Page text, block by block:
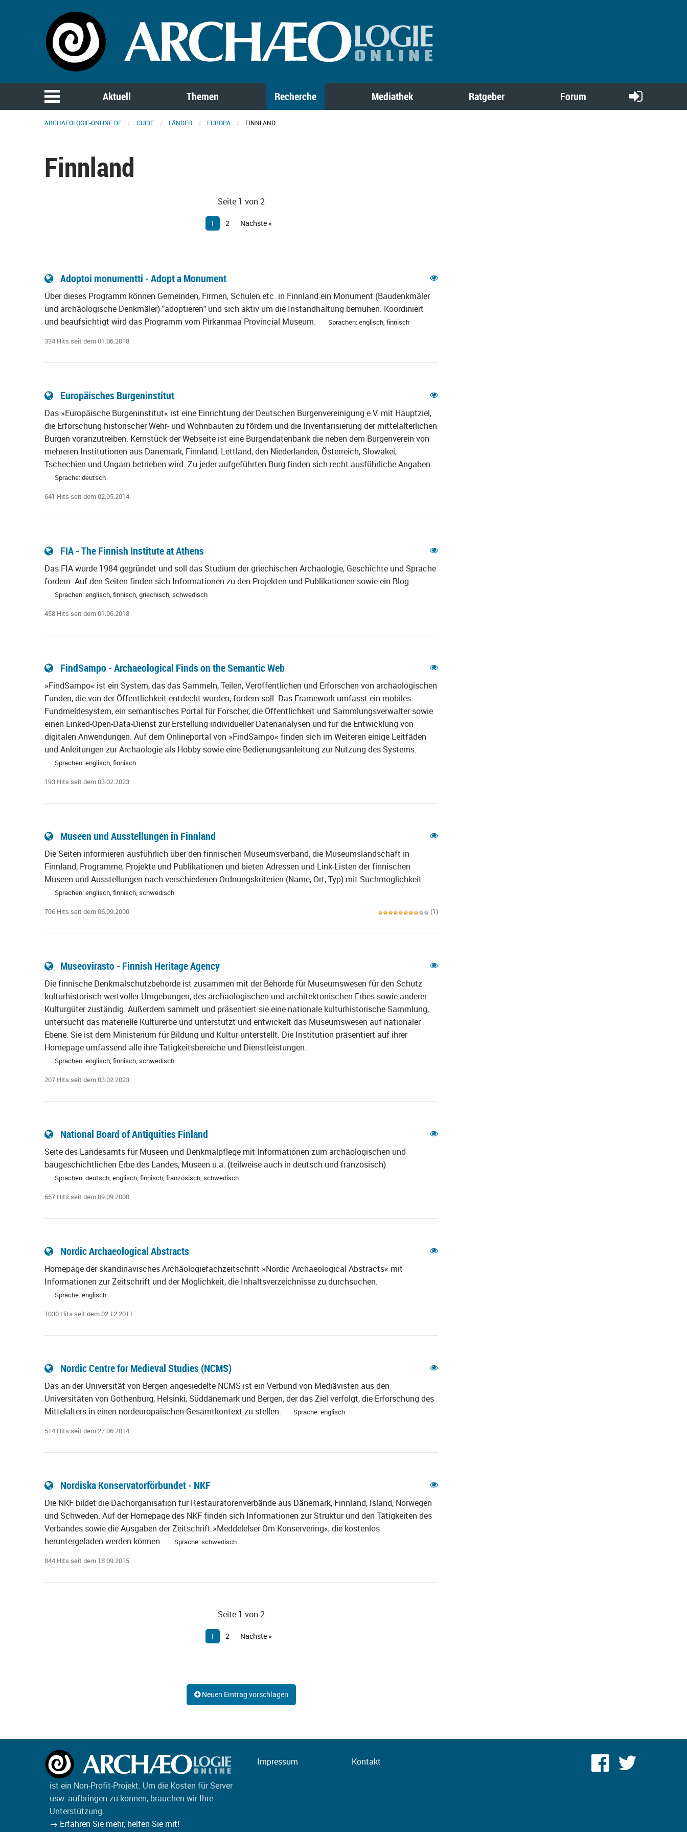
Aktuell Themen Recherche Mediathek Ratgeber Forum
ARCHAEOLOGIE-ONLINE.DE GUIDE LÄNDER EUROPA FINNLAND
Finnland
Seite 1 von 2
1 2 Nächste »
Adoptoi monumentti - Adopt a Monument
Über dieses Programm können Gemeinden, Firmen, Schulen etc. in Finnland ein Monument (Baudenkmäler
und archäologische Denkmäler) "adoptieren" und sich aktiv um die Instandhaltung bemühen. Koordiniert
und beaufsichtigt wird das Programm vom Pirkanmaa Provincial Museum.
Sprachen: englisch, finnisch
334 Hits seit dem 01.06.2018
Europäisches Burgeninstitut
Das »Europäische Burgeninstitut« ist eine Einrichtung der Deutschen Burgenvereinigung e.V. mit Hauptziel,
die Erforschung historischer Wehr- und Wohnbauten zu fördern und die Inventarisierung der mittelalterlichen
Burgen voranzutreiben. Kernstück der Webseite ist eine Burgendatenbank die neben dem Burgenverein von
mehreren Institutionen aus Dänemark, Finnland, Lettland, den Niederlanden, Österreich, Slowakei,
Tschechien und Ungarn betrieben wird. Zu jeder aufgeführten Burg finden sich recht ausführliche Angaben.
Sprache: deutsch
641 Hits seit dem 02.05.2014
FIA - The Finnish Institute at Athens
Das FIA wurde 1984 gegründet und soll das Studium der griechischen Archäologie, Geschichte und Sprache
fördern. Auf den Seiten finden sich Informationen zu den Projekten und Publikationen sowie ein Blog.
Sprachen: englisch, finnisch, griechisch, schwedisch
458 Hits seit dem 01.06.2018
FindSampo - Archaeological Finds on the Semantic Web
»FindSampo« ist ein System, das das Sammeln, Teilen, Veröffentlichen und Erforschen von archäologischen
Funden, die von der Öffentlichkeit entdeckt wurden, fördern soll. Das Framework umfasst ein mobiles
Fundmeldesystem, ein semantisches Portal für Forscher, die Öffentlichkeit und Sammlungsverwalter sowie
einen Linked-Open-Data-Dienst zur Erstellung individueller Datenanalysen und für die Entwicklung von
digitalen Anwendungen. Auf dem Onlineportal von »FindSampo« finden sich im Weiteren einige Leitfäden
und Anleitungen zur Archäologie als Hobby sowie eine Bedienungsanleitung zur Nutzung des Systems.
Sprachen: englisch, finnisch
193 Hits seit dem 03.02.2023
Museen und Ausstellungen in Finnland
Die Seiten informieren ausführlich über den finnischen Museumsverband, die Museumslandschaft in
Finnland, Programme, Projekte und Publikationen und bieten Adressen und Link-Listen der finnischen
Museen und Ausstellungen nach verschiedenen Ordnungskriterien (Name, Ort, Typ) mit Suchmöglichkeit.
Sprachen: englisch, finnisch, schwedisch
706 Hits seit dem 06.09.2000 (1)
Museovirasto - Finnish Heritage Agency
Die finnische Denkmalschutzbehörde ist zusammen mit der Behörde für Museumswesen für den Schutz
kulturhistorisch wertvoller Umgebungen, des archäologischen und architektonischen Erbes sowie anderer
Kulturgüter zuständig. Außerdem sammelt und präsentiert sie eine nationale kulturhistorische Sammlung,
untersucht das materielle Kulturerbe und unterstützt und entwickelt das Museumswesen auf nationaler
Ebene. Sie ist dem Ministerium für Bildung und Kultur unterstellt. Die Institution präsentiert auf ihrer
Homepage umfassend alle ihre Tätigkeitsbereiche und Dienstleistungen.
Sprachen: englisch, finnisch, schwedisch
207 Hits seit dem 03.02.2023
National Board of Antiquities Finland
Seite des Landesamts für Museen und Denkmalpflege mit Informationen zum archäologischen und
baugeschichtlichen Erbe des Landes, Museen u.a. (teilweise auch in deutsch und französisch)
Sprachen: deutsch, englisch, finnisch, französisch, schwedisch
667 Hits seit dem 09.09.2000
Nordic Archaeological Abstracts
Homepage der skandinavisches Archäologiefachzeitschrift »Nordic Archaeological Abstracts« mit
Informationen zur Zeitschrift und der Möglichkeit, die Inhaltsverzeichnisse zu durchsuchen.
Sprache: englisch
1030 Hits seit dem 02.12.2011
Nordic Centre for Medieval Studies (NCMS)
Das an der Universität von Bergen angesiedelte NCMS ist ein Verbund von Mediävisten aus den
Universitäten von Gothenburg, Helsinki, Süddänemark und Bergen, der das Ziel verfolgt, die Erforschung des
Mittelalters in einen nordeuropäischen Gesamtkontext zu stellen.
Sprache: englisch
514 Hits seit dem 27.06.2014
Nordiska Konservatorförbundet - NKF
Die NKF bildet die Dachorganisation für Restauratorenverbände aus Dänemark, Finnland, Island, Norwegen
und Schweden. Auf der Homepage des NKF finden sich Informationen zur Struktur und den Tätigkeiten des
Verbandes sowie die Ausgaben der Zeitschrift »Meddelelser Om Konservering«, die kostenlos
heruntergeladen werden können.
Sprache: schwedisch
844 Hits seit dem 18.09.2015
Seite 1 von 2
1 2 Nächste »
Neuen Eintrag vorschlagen
ist ein Non-Profit-Projekt. Um die Kosten für Server
usw. aufbringen zu können, brauchen wir Ihre
Unterstützung.
→ Erfahren Sie mehr, helfen Sie mit!
Impressum Kontakt